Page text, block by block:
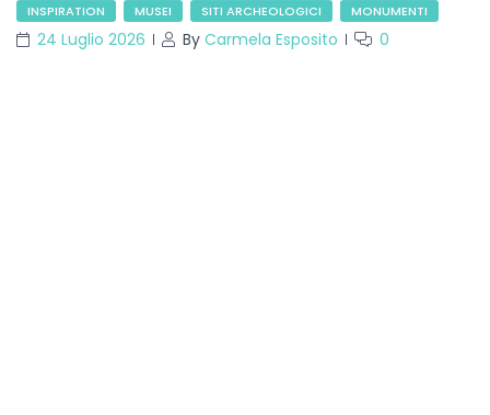
INSPIRATION MUSEI SITI ARCHEOLOGICI MONUMENTI
24 Luglio 2026 By Carmela Esposito 0